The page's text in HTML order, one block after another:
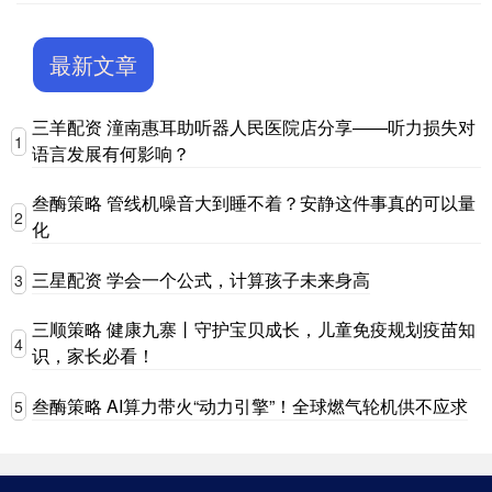
最新文章
1
三羊配资 潼南惠耳助听器人民医院店分享——听力损失对
语言发展有何影响？
2
叁酶策略 管线机噪音大到睡不着？安静这件事真的可以量
化
3 三星配资 学会一个公式，计算孩子未来身高
4
三顺策略 健康九寨丨守护宝贝成长，儿童免疫规划疫苗知
识，家长必看！
5 叁酶策略 AI算力带火“动力引擎”！全球燃气轮机供不应求